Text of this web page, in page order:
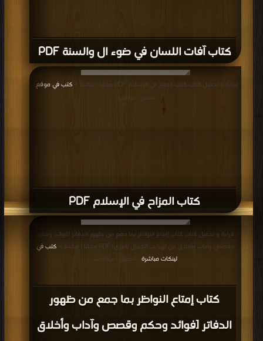
كتاب آفات اللسان في ضوء ال والسنة PDF
كتاب المزاح في الإسلام PDF
قراءة و تحميل كتاب كتاب المزاح في الإسلام PDF مجانا | مكتبة > كتب في موقع
التحميل : مرة/مرات
كتاب إمتاع النواظر بما جمع من ظهور
الدفاتر [فوائد وحكم وقصص وآداب وأخلاق
قراءة و تحميل كتاب كتاب إمتاع النواظر بما جمع من ظهور الدفاتر [فوائد وحكم
وقصص وآداب وأخلاق من تهذيب الكمال للمزي] PDF مجانا | مكتبة >
كتب في
لينكات مباشرة
| التحميل : مرة/مرات